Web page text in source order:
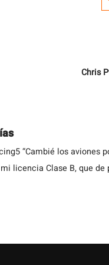
Chris
“Cambié los aviones
licencia Clase B, que